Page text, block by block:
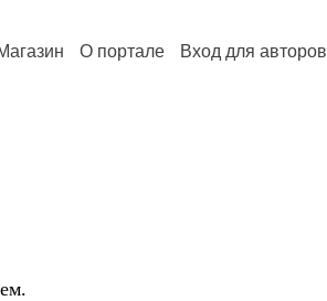
О портале Вход для авторов